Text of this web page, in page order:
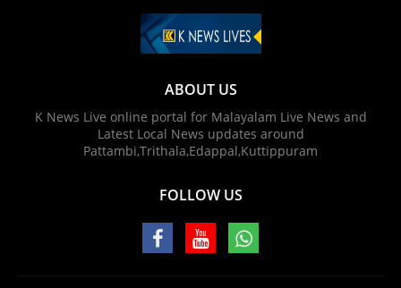
ABOUT US
K News Live online portal for Malayalam Live News and
Latest Local News updates around
Pattambi,Trithala,Edappal,Kuttippuram
FOLLOW US